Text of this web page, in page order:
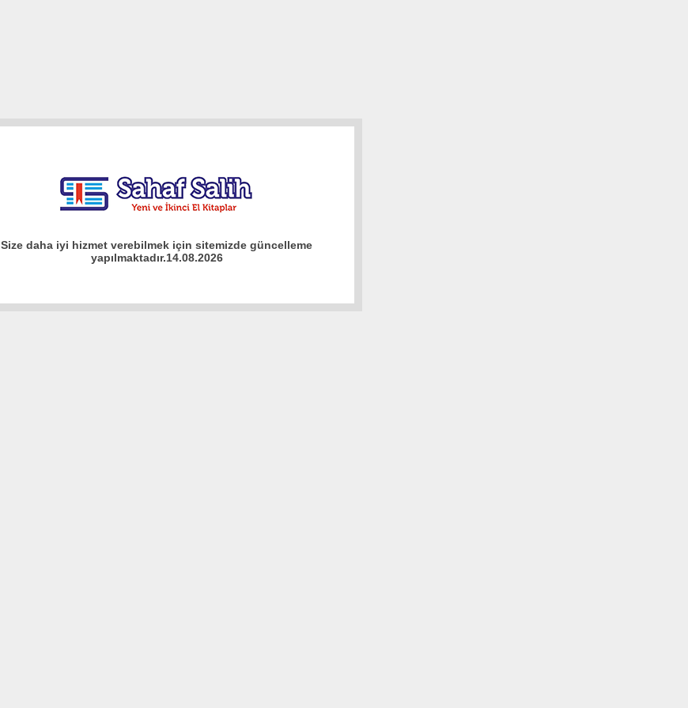
Size daha iyi hizmet verebilmek için sitemizde güncelleme
yapılmaktadır.14.08.2026